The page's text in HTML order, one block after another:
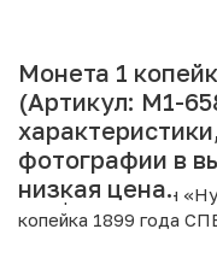
Монета 1
(Артикул: M1-
фотографии в
низкая цена.
Интернет магазин
копейка 1899 года